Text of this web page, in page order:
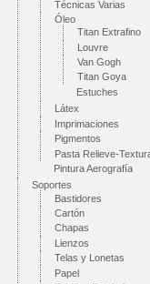
Técnicas Varias
Óleo
Titan Extrafino
Louvre
Van Gogh
Titan Goya
Estuches
Látex
Imprimaciones
Pigmentos
Pasta Relieve-
Pintura Aerografía
Soportes
Bastidores
Cartón
Chapas
Lienzos
Telas y Lonetas
Papel